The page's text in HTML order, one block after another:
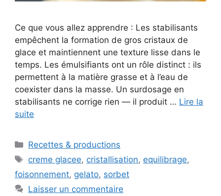
Ce que vous allez apprendre : Les stabilisants
empêchent la formation de gros cristaux de
glace et maintiennent une texture lisse dans le
temps. Les émulsifiants ont un rôle distinct : ils
permettent à la matière grasse et à l’eau de
coexister dans la masse. Un surdosage en
stabilisants ne corrige rien — il produit … Lire la
suite
Catégories
Recettes & productions
Étiquettes
creme glacee, cristallisation, equilibrage,
foisonnement, gelato, sorbet
Laisser un commentaire